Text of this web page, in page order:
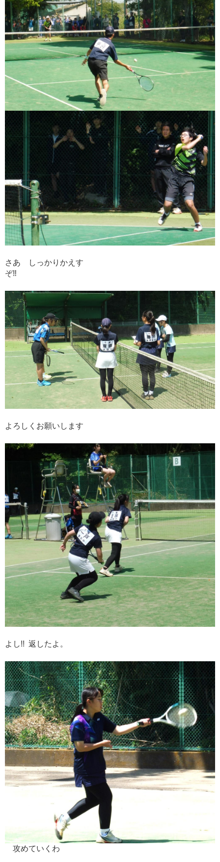
さあ しっかりかえす
ぞ‼
よろしくお願いします
よし!! 返したよ。
攻めていくわ